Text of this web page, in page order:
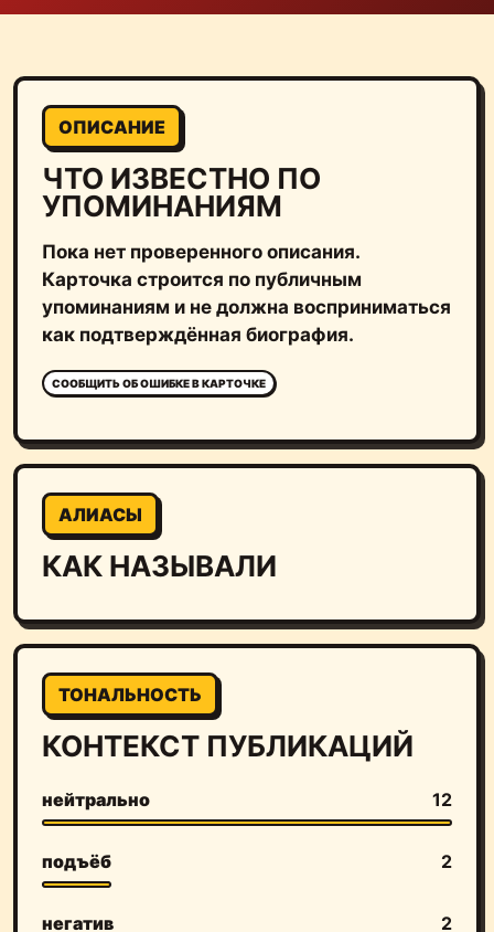
ОПИСАНИЕ
ЧТО ИЗВЕСТНО ПО
УПОМИНАНИЯМ
Пока нет проверенного описания.
Карточка строится по публичным
упоминаниям и не должна восприниматься
как подтверждённая биография.
СООБЩИТЬ ОБ ОШИБКЕ В КАРТОЧКЕ
АЛИАСЫ
КАК НАЗЫВАЛИ
ТОНАЛЬНОСТЬ
КОНТЕКСТ ПУБЛИКАЦИЙ
нейтрально 12
подъёб 2
негатив 2